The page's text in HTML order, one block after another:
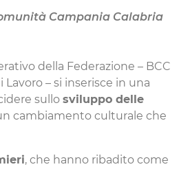
Campania Calabria
della Federazione – BCC
– si inserisce in una
sullo sviluppo delle
cambiamento culturale che
, che hanno ribadito come